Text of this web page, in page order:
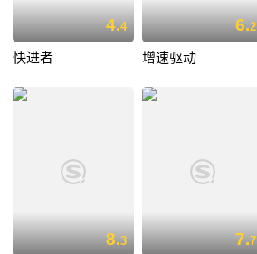
4.4
快进者
6.2
增速驱动
8.3 7.7